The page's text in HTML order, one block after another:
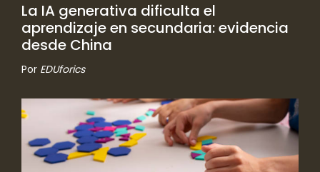
La IA generativa dificulta el
aprendizaje en secundaria: evidencia
desde China
Por EDUforics